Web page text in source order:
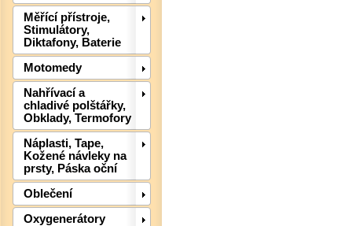
Měřící přístroje,
Stimulátory,
Diktafony, Baterie
Motomedy
Nahřívací a
chladivé polštářky,
Obklady, Termofory
Náplasti, Tape,
Kožené návleky na
prsty, Páska oční
Oblečení
Oxygenerátory